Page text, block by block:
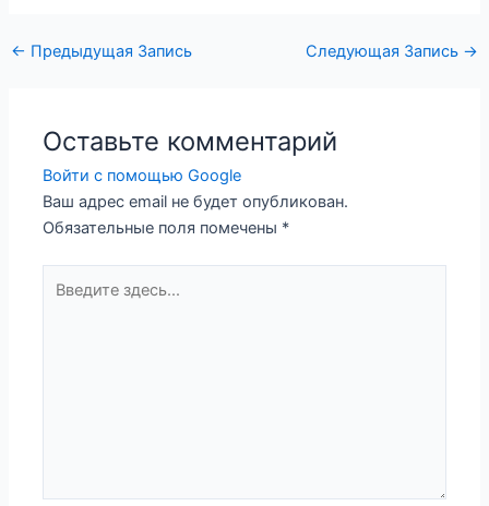
Навигация
← Предыдущая Запись Следующая Запись →
Оставьте комментарий
Войти с помощью Google
Ваш адрес email не будет опубликован.
Обязательные поля помечены *
здесь...